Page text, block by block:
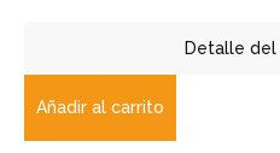
Detalle
Añadir al carrito